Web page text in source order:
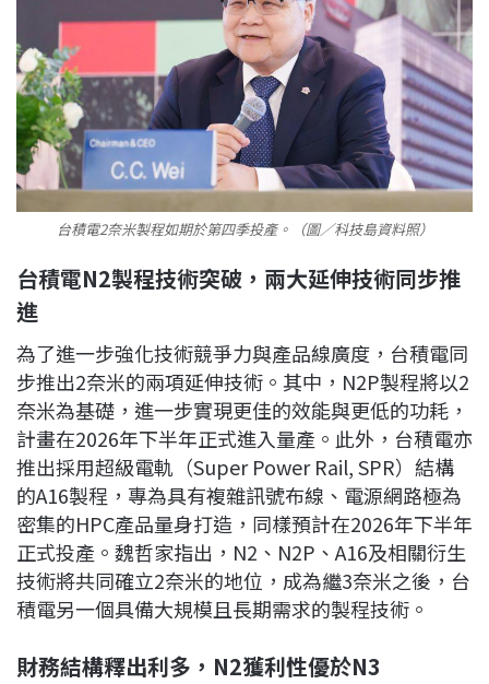
台積電2奈米製程如期於第四季投產。（圖／科技島資料照）
台積電N2製程技術突破，兩大延伸技術同步推
進
為了進一步強化技術競爭力與產品線廣度，台積電同
步推出2奈米的兩項延伸技術。其中，N2P製程將以2
奈米為基礎，進一步實現更佳的效能與更低的功耗，
計畫在2026年下半年正式進入量產。此外，台積電亦
推出採用超級電軌（Super Power Rail, SPR）結構
的A16製程，專為具有複雜訊號布線、電源網路極為
密集的HPC產品量身打造，同樣預計在2026年下半年
正式投產。魏哲家指出，N2、N2P、A16及相關衍生
技術將共同確立2奈米的地位，成為繼3奈米之後，台
積電另一個具備大規模且長期需求的製程技術。
財務結構釋出利多，N2獲利性優於N3